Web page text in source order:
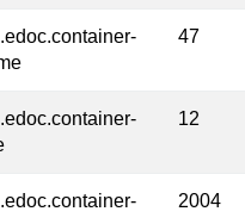
47
12
2004